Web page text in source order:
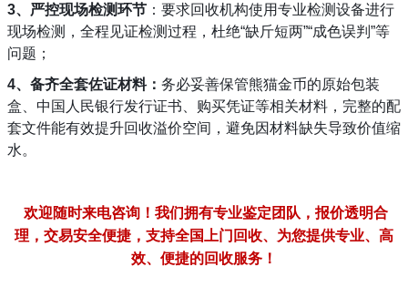
3、严控现场检测环节 ：要求回收机构使用专业检测设备进行
现场检测，全程见证检测过程，杜绝“缺斤短两”“成色误判”等
问题；
4、备齐全套佐证材料： 务必妥善保管熊猫金币的原始包装
盒、中国人民银行发行证书、购买凭证等相关材料，完整的配
套文件能有效提升回收溢价空间，避免因材料缺失导致价值缩
水。
欢迎随时来电咨询！我们拥有专业鉴定团队，报价透明合
理，交易安全便捷，支持全国上门回收、为您提供专业、高
效、便捷的回收服务！